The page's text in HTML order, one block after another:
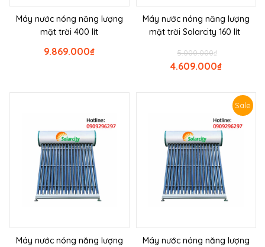
Máy nước nóng năng lượng
mặt trời 400 lít
₫
9.869.000
Máy nước nóng năng lượng
mặt trời Solarcity 160 lít
₫
5.000.000
₫
4.609.000
Máy nước nóng năng lượng
Sale
Máy nước nóng năng lượng